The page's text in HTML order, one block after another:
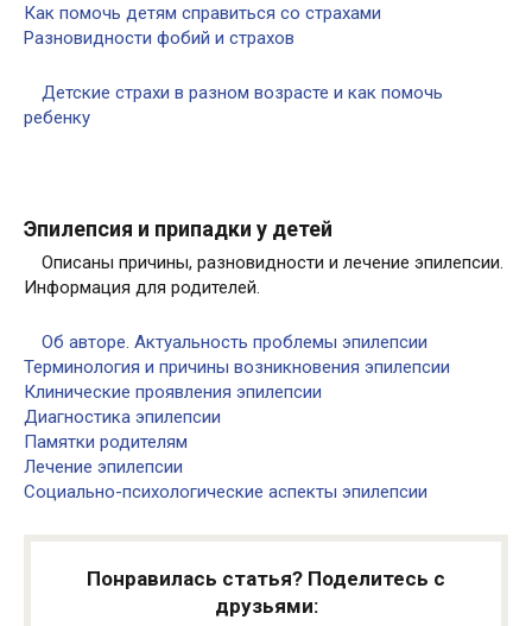
Как помочь детям справиться со страхами
Разновидности фобий и страхов
Детские страхи в разном возрасте и как помочь
ребенку
Эпилепсия и припадки у детей
Описаны причины, разновидности и лечение эпилепсии.
Информация для родителей.
Об авторе. Актуальность проблемы эпилепсии
Терминология и причины возникновения эпилепсии
Клинические проявления эпилепсии
Диагностика эпилепсии
Памятки родителям
Лечение эпилепсии
Социально-психологические аспекты эпилепсии
Понравилась статья? Поделитесь с
друзьями: